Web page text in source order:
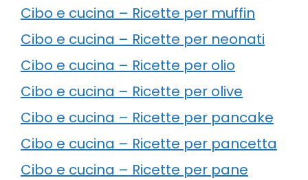
Cibo e cucina – Ricette per muffin
Cibo e cucina – Ricette per neonati
Cibo e cucina – Ricette per olio
Cibo e cucina – Ricette per olive
Cibo e cucina – Ricette per pancake
Cibo e cucina – Ricette per pancetta
Cibo e cucina – Ricette per pane